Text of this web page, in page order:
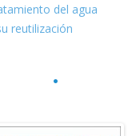
del agua
reutilización
EL
.